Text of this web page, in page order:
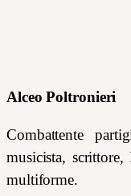
Alceo Poltronieri
Combattente
musicista,
multiforme.